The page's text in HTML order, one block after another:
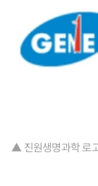
▲ 진원생명과학 로